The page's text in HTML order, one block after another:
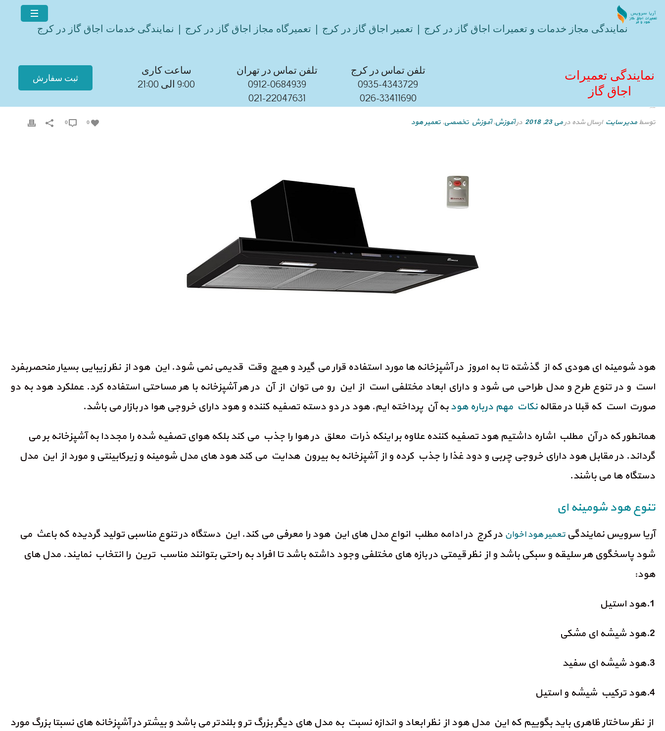
نمایندگی مجاز خدمات و تعمیرات اجاق گاز در کرج | تعمیر اجاق گاز در کرج | تعمیرگاه مجاز اجاق گاز در کرج | نمایندگی خدمات اجاق گاز در کرج
ثبت سفارش
ساعت کاری
9:00 الی 21:00
تلفن تماس در تهران
0912-0684939
021-22047631
تلفن تماس در کرج
0935-4343729
026-33411690
نمایندگی تعمیرات
اجاق گاز
هود شومینه ای
توسطمدیر سایت ارسال شده درمی 23, 2018 درآموزش,آموزش تخصصی,تعمیر هود 0
هود شومینه ای هودی که از گذشته تا به امروز در آشپزخانه ها مورد استفاده قرار می گیرد و هیچ وقت قدیمی نمی شود. این هود از نظر زیبایی بسیار منحصربفرد
است و در تنوع طرح و مدل طراحی می شود و دارای ابعاد مختلفی است از این رو می توان از آن در هر آشپزخانه با هر مساحتی استفاده کرد. عملکرد هود به دو
صورت است که قبلا در مقالهنکات مهم درباره هودبه آن پرداخته ایم. هود در دو دسته تصفیه کننده و هود دارای خروجی هوا در بازار می باشد.
همانطور که در آن مطلب اشاره داشتیم هود تصفیه کننده علاوه بر اینکه ذرات معلق در هوا را جذب می کند بلکه هوای تصفیه شده را مجددا به آشپزخانه بر می
گرداند. در مقابل هود دارای خروجی چربی و دود غذا را جذب کرده و از آشپزخانه به بیرون هدایت می کند هود های مدل شومینه و زیرکابینتی و مورد از این مدل
دستگاه ها می باشند.
تنوع هود شومینه ای
آریا سرویس نمایندگیتعمیر هود اخوان در کرج در ادامه مطلب انواع مدل های این هود را معرفی می کند. این دستگاه در تنوع مناسبی تولید گردیده که باعث می
شود پاسخگوی هر سلیقه و سبکی باشد و از نظر قیمتی در بازه های مختلفی وجود داشته باشد تا افراد به راحتی بتوانند مناسب ترین را انتخاب نمایند. مدل های
هود:
1.هود استیل
2.هود شیشه ای مشکی
3.هود شیشه ای سفید
4.هود ترکیب شیشه و استیل
از نظر ساختار ظاهری باید بگوییم که این مدل هود از نظر ابعاد و اندازه نسبت به مدل های دیگر بزرگ تر و بلندتر می باشد و بیشتر در آشپزخانه های نسبتا بزرگ مورد